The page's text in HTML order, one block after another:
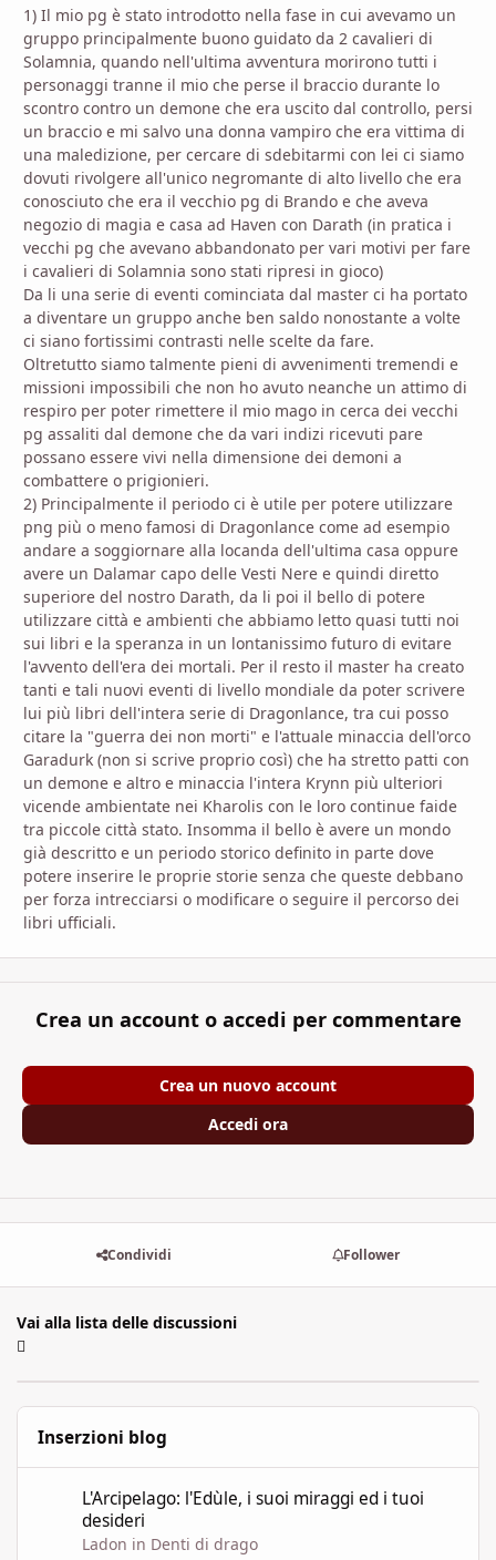
1) Il mio pg è stato introdotto nella fase in cui avevamo un
gruppo principalmente buono guidato da 2 cavalieri di
Solamnia, quando nell'ultima avventura morirono tutti i
personaggi tranne il mio che perse il braccio durante lo
scontro contro un demone che era uscito dal controllo, persi
un braccio e mi salvo una donna vampiro che era vittima di
una maledizione, per cercare di sdebitarmi con lei ci siamo
dovuti rivolgere all'unico negromante di alto livello che era
conosciuto che era il vecchio pg di Brando e che aveva
negozio di magia e casa ad Haven con Darath (in pratica i
vecchi pg che avevano abbandonato per vari motivi per fare
i cavalieri di Solamnia sono stati ripresi in gioco)
Da li una serie di eventi cominciata dal master ci ha portato
a diventare un gruppo anche ben saldo nonostante a volte
ci siano fortissimi contrasti nelle scelte da fare.
Oltretutto siamo talmente pieni di avvenimenti tremendi e
missioni impossibili che non ho avuto neanche un attimo di
respiro per poter rimettere il mio mago in cerca dei vecchi
pg assaliti dal demone che da vari indizi ricevuti pare
possano essere vivi nella dimensione dei demoni a
combattere o prigionieri.
2) Principalmente il periodo ci è utile per potere utilizzare
png più o meno famosi di Dragonlance come ad esempio
andare a soggiornare alla locanda dell'ultima casa oppure
avere un Dalamar capo delle Vesti Nere e quindi diretto
superiore del nostro Darath, da li poi il bello di potere
utilizzare città e ambienti che abbiamo letto quasi tutti noi
sui libri e la speranza in un lontanissimo futuro di evitare
l'avvento dell'era dei mortali. Per il resto il master ha creato
tanti e tali nuovi eventi di livello mondiale da poter scrivere
lui più libri dell'intera serie di Dragonlance, tra cui posso
citare la "guerra dei non morti" e l'attuale minaccia dell'orco
Garadurk (non si scrive proprio così) che ha stretto patti con
un demone e altro e minaccia l'intera Krynn più ulteriori
vicende ambientate nei Kharolis con le loro continue faide
tra piccole città stato. Insomma il bello è avere un mondo
già descritto e un periodo storico definito in parte dove
potere inserire le proprie storie senza che queste debbano
per forza intrecciarsi o modificare o seguire il percorso dei
libri ufficiali.
Crea un account o accedi per commentare
Crea un nuovo account
Accedi ora
Condividi Follower
Vai alla lista delle discussioni
Inserzioni blog
L'Arcipelago: l'Edùle, i suoi miraggi ed i tuoi
desideri
Ladon in Denti di drago